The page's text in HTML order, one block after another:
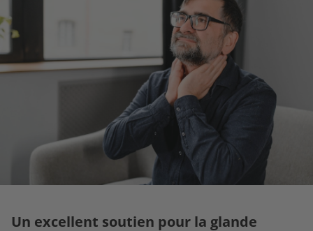
Un excellent soutien pour la glande